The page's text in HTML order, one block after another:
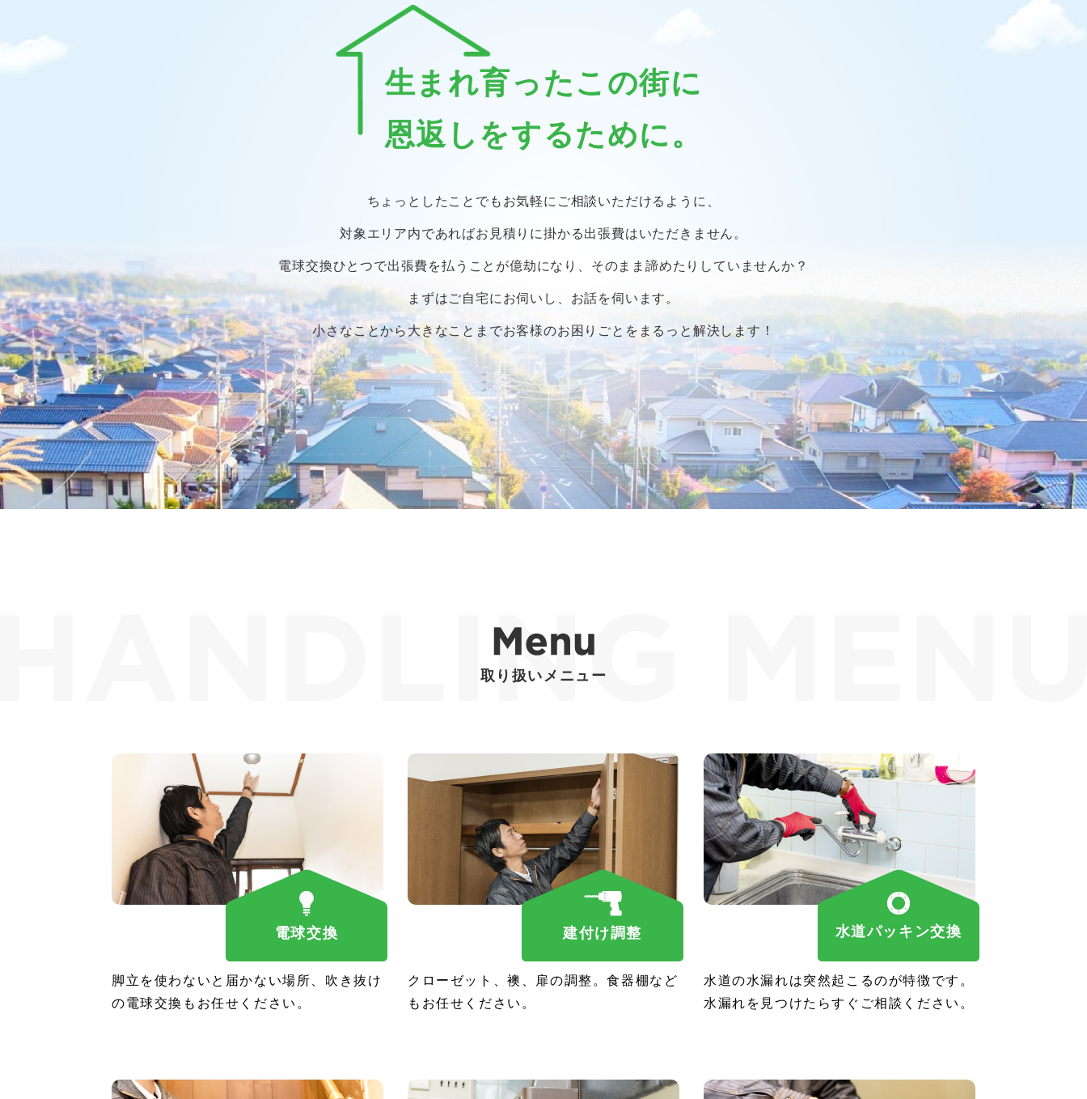
生まれ育ったこの街に
恩返しをするために。
ちょっとしたことでも お気軽にご相談いただけるように、
対象エリア内であればお見積りに掛かる出張費はいただきません。
電球交換ひとつで出張費を払うことが億劫になり、 そのまま諦めたりしていませんか？
まずはご自宅にお伺いし、お話を伺います。
小さなことから大きなことまでお客様のお困りごとをまるっと解決します！
取り扱いメニュー
電球交換
脚立を使わないと届かない場所、吹き抜け
の電球交換もお任せください。
建付け調整
クローゼット、襖、扉の調整。食器棚など
もお任せください。
水道パッキン交換
水道の水漏れは突然起こるのが特徴です。
水漏れを見つけたらすぐご相談ください。